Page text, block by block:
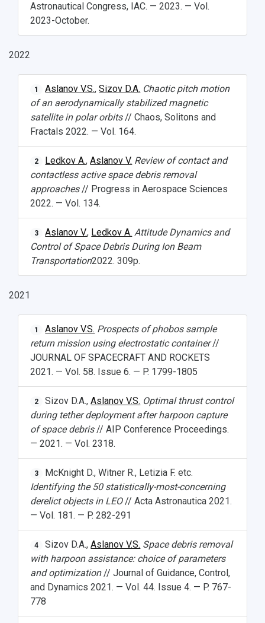
Сведения об образовательной организации
Официальные документы
Astronautical Congress, IAC. — 2023. — Vol.
2023-October.
2022
1 Aslanov V.S.,Sizov D.A. Chaotic pitch motion
of an aerodynamically stabilized magnetic
satellite in polar orbits// Chaos, Solitons and
Fractals 2022. — Vol. 164.
2 Ledkov A.,Aslanov V. Review of contact and
contactless active space debris removal
approaches// Progress in Aerospace Sciences
2022. — Vol. 134.
3 Aslanov V., Ledkov A. Attitude Dynamics and
Control of Space Debris During Ion Beam
Transportation2022. 309p.
2021
1 Aslanov V.S. Prospects of phobos sample
return mission using electrostatic container//
JOURNAL OF SPACECRAFT AND ROCKETS
2021. — Vol. 58. Issue 6. — P. 1799-1805
2 Sizov D.A.,Aslanov V.S. Optimal thrust control
during tether deployment after harpoon capture
of space debris// AIP Conference Proceedings.
— 2021. — Vol. 2318.
3
McKnight D., Witner R., Letizia F. etc.
Identifying the 50 statistically-most-concerning
derelict objects in LEO// Acta Astronautica 2021.
— Vol. 181. — P. 282-291
4 Sizov D.A.,Aslanov V.S. Space debris removal
with harpoon assistance: choice of parameters
and optimization// Journal of Guidance, Control,
and Dynamics 2021. — Vol. 44. Issue 4. — P. 767-
778